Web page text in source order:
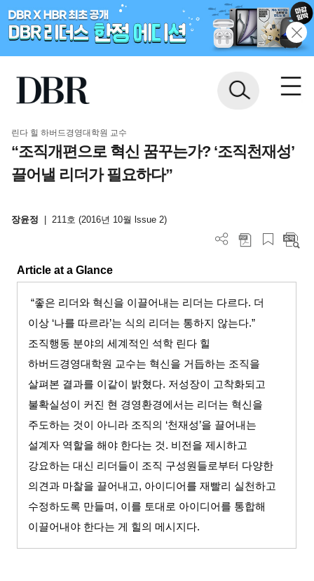
린다 힐 하버드경영대학원 교수
“조직개편으로 혁신 꿈꾸는가? ‘조직천재성’
끌어낼 리더가 필요하다”
장윤정 211호 (2016년 10월 lssue 2)
Article at a Glance
“좋은 리더와 혁신을 이끌어내는 리더는 다르다. 더
이상 ‘나를 따르라’는 식의 리더는 통하지 않는다.”
조직행동 분야의 세계적인 석학 린다 힐
하버드경영대학원 교수는 혁신을 거듭하는 조직을
살펴본 결과를 이같이 밝혔다. 저성장이 고착화되고
불확실성이 커진 현 경영환경에서는 리더는 혁신을
주도하는 것이 아니라 조직의 ‘천재성’을 끌어내는
설계자 역할을 해야 한다는 것. 비전을 제시하고
강요하는 대신 리더들이 조직 구성원들로부터 다양한
의견과 마찰을 끌어내고, 아이디어를 재빨리 실천하고
수정하도록 만들며 , 이를 토대로 아이디어를 통합해
이끌어내야 한다는 게 힐의 메시지다.